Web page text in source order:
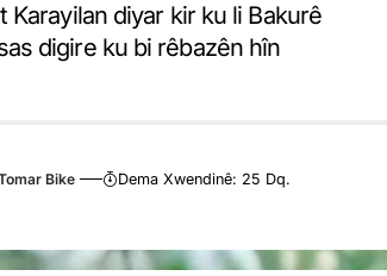
Karayilan diyar kir ku li Bakurê
digire ku bi rêbazên hîn
Dema Xwendinê: 25 Dq.